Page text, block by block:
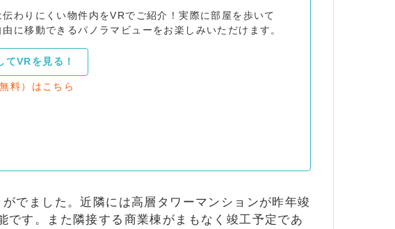
わりにくい物件内をVRでご紹介！実際に部屋を歩いて
に移動できるパノラマビューをお楽しみいただけます。
てVRを見る！
料）はこちら
でました。近隣には高層タワーマンションが昨年竣
す。また隣接する商業棟がまもなく竣工予定であ